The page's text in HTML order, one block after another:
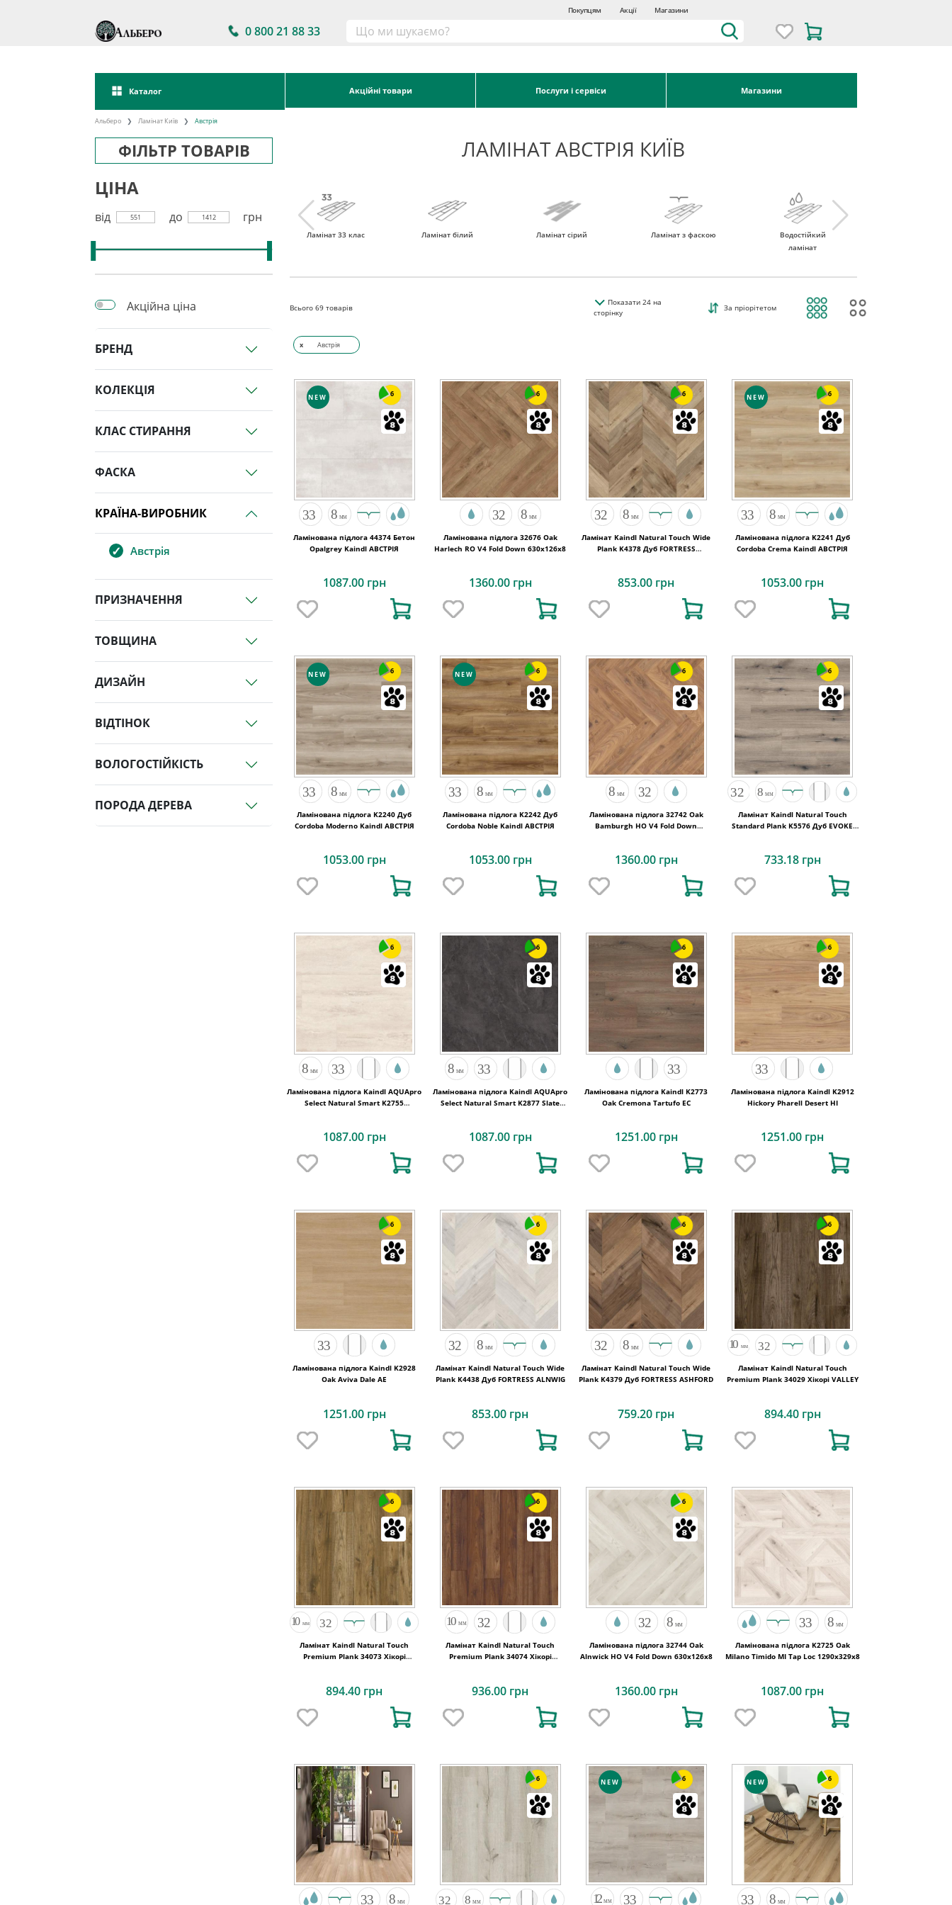
Покупцям Акції Магазини
0 800 21 88 33
Каталог Акційні товари Послуги і сервіси Магазини
Альберо Ламінат Київ Австрія
ФІЛЬТР ТОВАРІВ ЛАМІНАТ АВСТРІЯ КИЇВ
ЦІНА
від 551 до 1412 грн
Акційна ціна
БРЕНД
КОЛЕКЦІЯ
КЛАС СТИРАННЯ
ФАСКА
КРАЇНА-ВИРОБНИК
Австрія
ПРИЗНАЧЕННЯ
ТОВЩИНА
ДИЗАЙН
ВІДТІНОК
ВОЛОГОСТІЙКІСТЬ
ПОРОДА ДЕРЕВА
Ламінат 33 клас Ламінат білий Ламінат сірий Ламінат з фаскою
Водостійкий
ламінат
Всього69 товарів
Показати24на
сторінку
За пріорітетом
x Австрія
NEW 6
Ламінована підлога 44374 Бетон
Opalgrey Kaindl АВСТРІЯ
1087.00 грн
6
Ламінована підлога 32676 Oak
Harlech RO V4 Fold Down 630x126x8
1360.00 грн
6
Ламінат Kaindl Natural Touch Wide
Plank K4378 Дуб FORTRESS
853.00 грн
NEW 6
Ламінована підлога K2241 Дуб
Cordoba Crema Kaindl АВСТРІЯ
1053.00 грн
NEW 6
Ламінована підлога K2240 Дуб
Cordoba Moderno Kaindl АВСТРІЯ
1053.00 грн
NEW 6
Ламінована підлога K2242 Дуб
Cordoba Noble Kaindl АВСТРІЯ
1053.00 грн
6
Ламінована підлога 32742 Oak
Bamburgh HO V4 Fold Down
1360.00 грн
6
Ламінат Kaindl Natural Touch
Standard Plank K5576 Дуб EVOKE
733.18 грн
6
Ламінована підлога Kaindl AQUApro
Select Natural Smart K2755
1087.00 грн
6
Ламінована підлога Kaindl AQUApro
Select Natural Smart K2877 Slate
1087.00 грн
6
Ламінована підлога Kaindl K2773
Oak Cremona Tartufo EC
1251.00 грн
6
Ламінована підлога Kaindl K2912
Hickory Pharell Desert HI
1251.00 грн
6
Ламінована підлога Kaindl K2928
Oak Aviva Dale AE
1251.00 грн
6
Ламінат Kaindl Natural Touch Wide
Plank K4438 Дуб FORTRESS ALNWIG
853.00 грн
6
Ламінат Kaindl Natural Touch Wide
Plank K4379 Дуб FORTRESS ASHFORD
759.20 грн
6
Ламінат Kaindl Natural Touch
Premium Plank 34029 Хікорі VALLEY
894.40 грн
6
Ламінат Kaindl Natural Touch
Premium Plank 34073 Хікорі
894.40 грн
6
Ламінат Kaindl Natural Touch
Premium Plank 34074 Хікорі
936.00 грн
6
Ламінована підлога 32744 Oak
Alnwick HO V4 Fold Down 630x126x8
1360.00 грн
Ламінована підлога K2725 Oak
Milano Timido MI Tap Loc 1290x329x8
1087.00 грн
6 NEW 6 NEW 6